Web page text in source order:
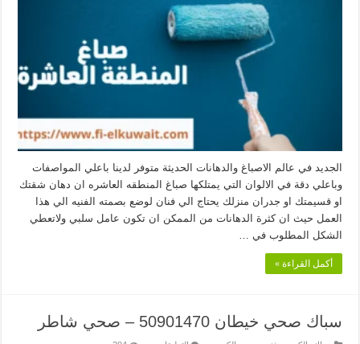
50303335
–
احدث
الاصباغ
الجديد في عالم الاصباغ والدهانات الحديثة متوفر لدينا باعلي المواصفات
وباعلي دقة في الالوان التي يمتلكها صباغ المنطقه العاشره ان دهان شقتك
او قسيمتك او جدران منزلك يحتاج الي فنان لوضع بصمته الفنيه الي هذا
العمل حيث ان كثرة الدهانات من الممكن ان تكون عامل سلبي ولاتعطي
الشكل المطلوب في …
أكمل القراءة »
سباك صحي خيطان 50901470 – صحي شاطر